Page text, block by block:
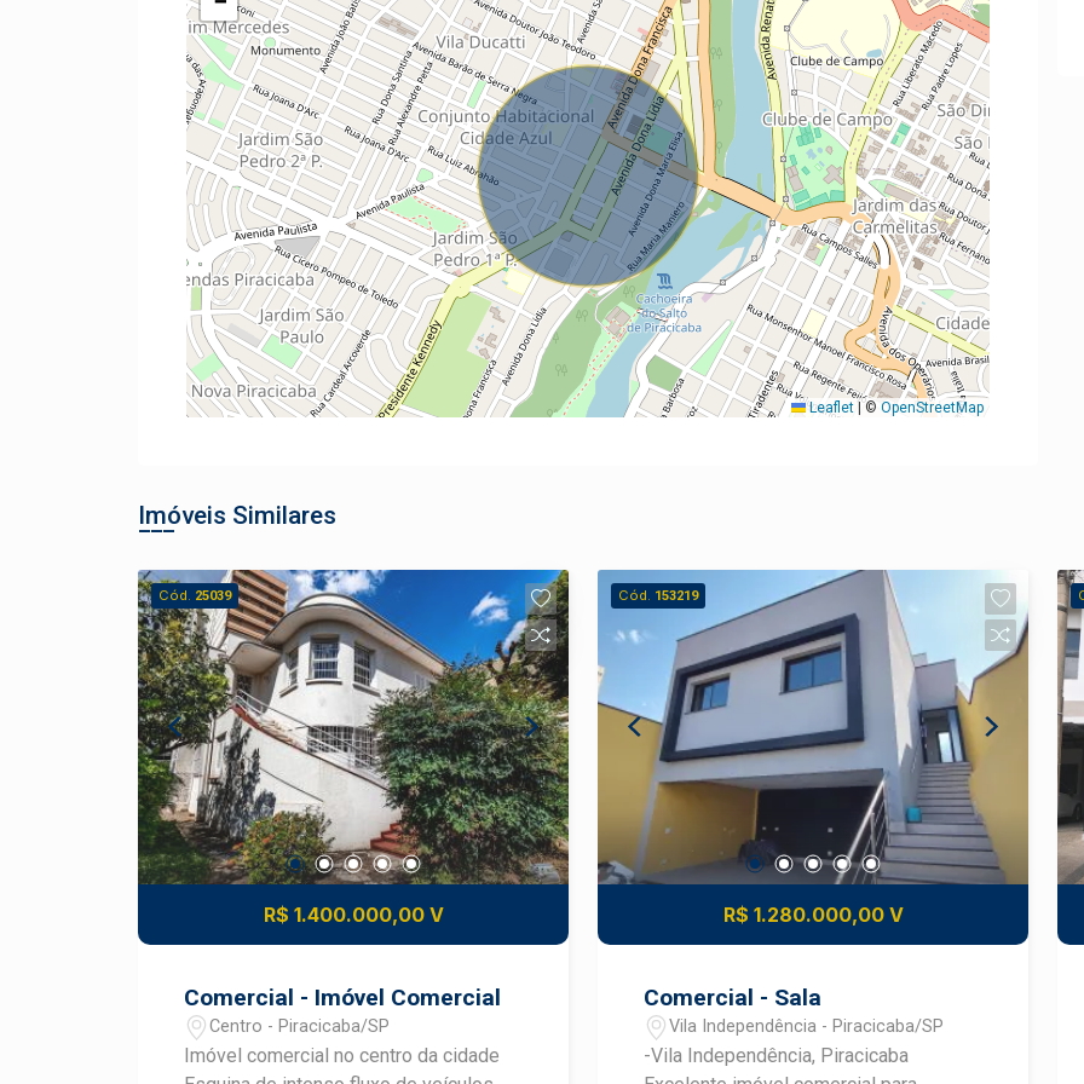
Leaflet |© OpenStreetMap
Imóveis Similares
Cód. 25039
R$ 1.400.000,00 V
Comercial - Imóvel Comercial
Centro - Piracicaba/SP
Imóvel comercial no centro da cidade
Cód. 153219
R$ 1.280.000,00 V
Comercial - Sala
Vila Independência - Piracicaba/SP
-Vila Independência, Piracicaba